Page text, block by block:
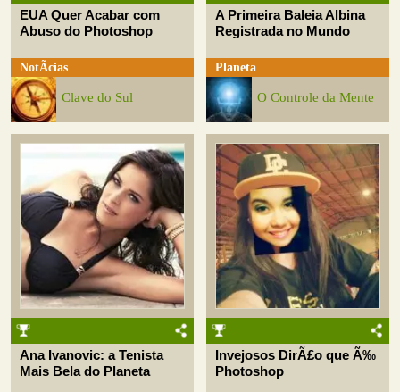
EUA Quer Acabar com
Abuso do Photoshop
NotÃ­cias
Clave do Sul
A Primeira Baleia Albina
Registrada no Mundo
Planeta
O Controle da Mente
Ana Ivanovic: a Tenista
Mais Bela do Planeta
Invejosos DirÃ£o que Ã‰
Photoshop